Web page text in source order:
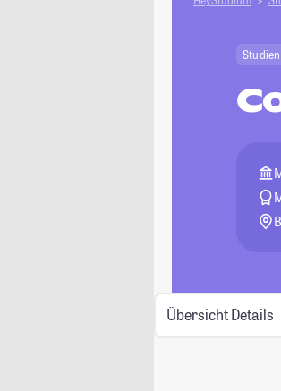
Übersicht Details